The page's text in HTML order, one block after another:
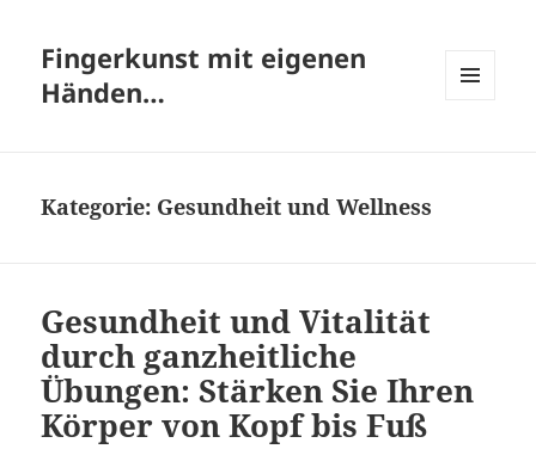
Fingerkunst mit eigenen
Händen…
Kategorie: Gesundheit und Wellness
Gesundheit und Vitalität
durch ganzheitliche
Übungen: Stärken Sie Ihren
Körper von Kopf bis Fuß